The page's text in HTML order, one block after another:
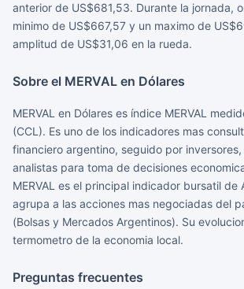
anterior de US$681,53. Durante la jornada,
minimo de US$667,57 y un maximo de
amplitud de US$31,06 en la rueda.
Sobre el MERVAL en Dólares
MERVAL en Dólares es índice MERVAL
(CCL). Es uno de los indicadores mas
financiero argentino, seguido por inversores,
analistas para toma de decisiones
MERVAL es el principal indicador bursatil de
agrupa a las acciones mas negociadas del
(Bolsas y Mercados Argentinos). Su
termometro de la economia local.
Preguntas frecuentes